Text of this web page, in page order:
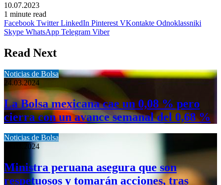
10.07.2023
1 minute read
Facebook Twitter LinkedIn Pinterest VKontakte Odnoklassniki
Skype WhatsApp Telegram Viber
Read Next
Noticias de Bolsa
24.03.2024
La Bolsa mexicana cae un 0,08 % pero
cierra con un avance semanal del 0,68 %
Noticias de Bolsa
24.03.2024
Ministra peruana asegura que son
respetuosos y tomarán acciones, tras